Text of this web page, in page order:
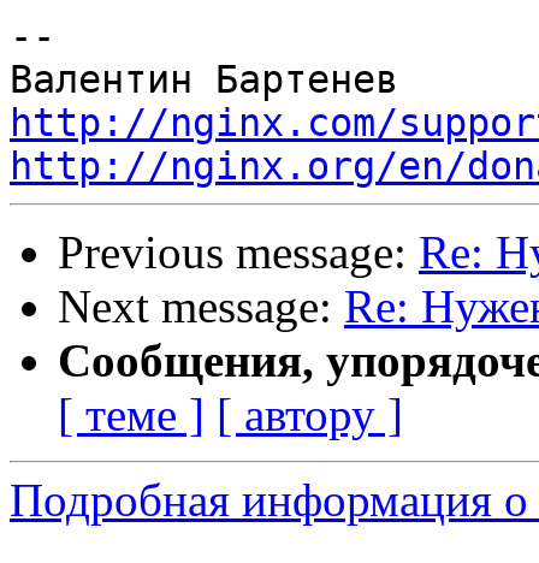
--
http://nginx.com/
http://nginx.org/en/
Previous message: Re:
Next message: Re:
Сообщения,
[ теме ] [ автору ]
Подробная информация